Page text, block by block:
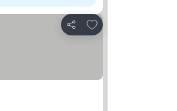
Partager
Ajouter à mes favoris